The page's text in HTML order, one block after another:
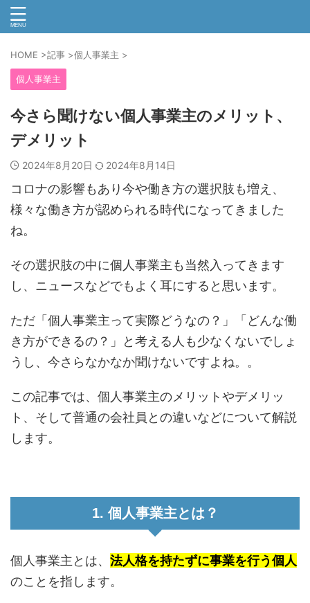
HOME >記事 >個人事業主 >
個人事業主
今さら聞けない個人事業主のメリット、
デメリット
2024年8月20日 2024年8月14日
コロナの影響もあり今や働き方の選択肢も増え、
様々な働き方が認められる時代になってきました
ね。
その選択肢の中に個人事業主も当然入ってきます
し、ニュースなどでもよく耳にすると思います。
ただ「個人事業主って実際どうなの？」「どんな働
き方ができるの？」と考える人も少なくないでしょ
うし、今さらなかなか聞けないですよね。。
この記事では、個人事業主のメリットやデメリッ
ト、そして普通の会社員との違いなどについて解説
します。
1. 個人事業主とは？
個人事業主とは、 法人格を持たずに事業を行う個人
のことを指します。